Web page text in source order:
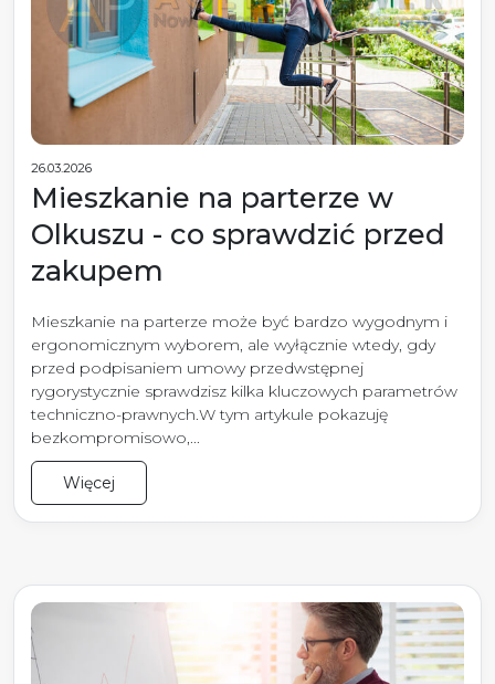
26.03.2026
Mieszkanie na parterze w
Olkuszu - co sprawdzić przed
zakupem
Mieszkanie na parterze może być bardzo wygodnym i
ergonomicznym wyborem, ale wyłącznie wtedy, gdy
przed podpisaniem umowy przedwstępnej
rygorystycznie sprawdzisz kilka kluczowych parametrów
techniczno-prawnych.W tym artykule pokazuję
bezkompromisowo,...
Więcej